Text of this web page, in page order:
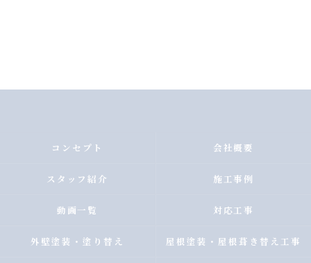
コンセプト 会社概要
スタッフ紹介 施工事例
動画一覧 対応工事
外壁塗装・塗り替え 屋根塗装・屋根葺き替え工事